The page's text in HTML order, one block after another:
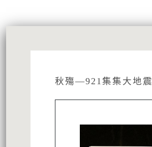
秋殤—921集集大地震